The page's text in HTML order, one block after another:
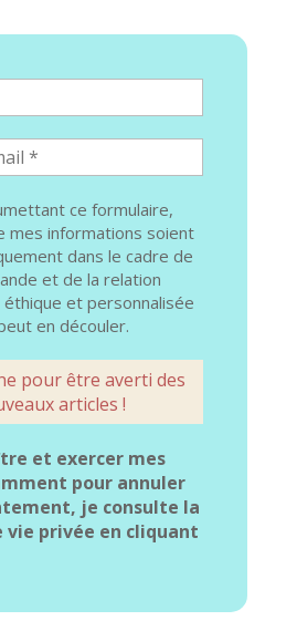
ce formulaire,
mes informations soient
dans le cadre de
et de la relation
éthique et personnalisée
en découler.
et exercer mes
pour annuler
je consulte la
vie privée en cliquant